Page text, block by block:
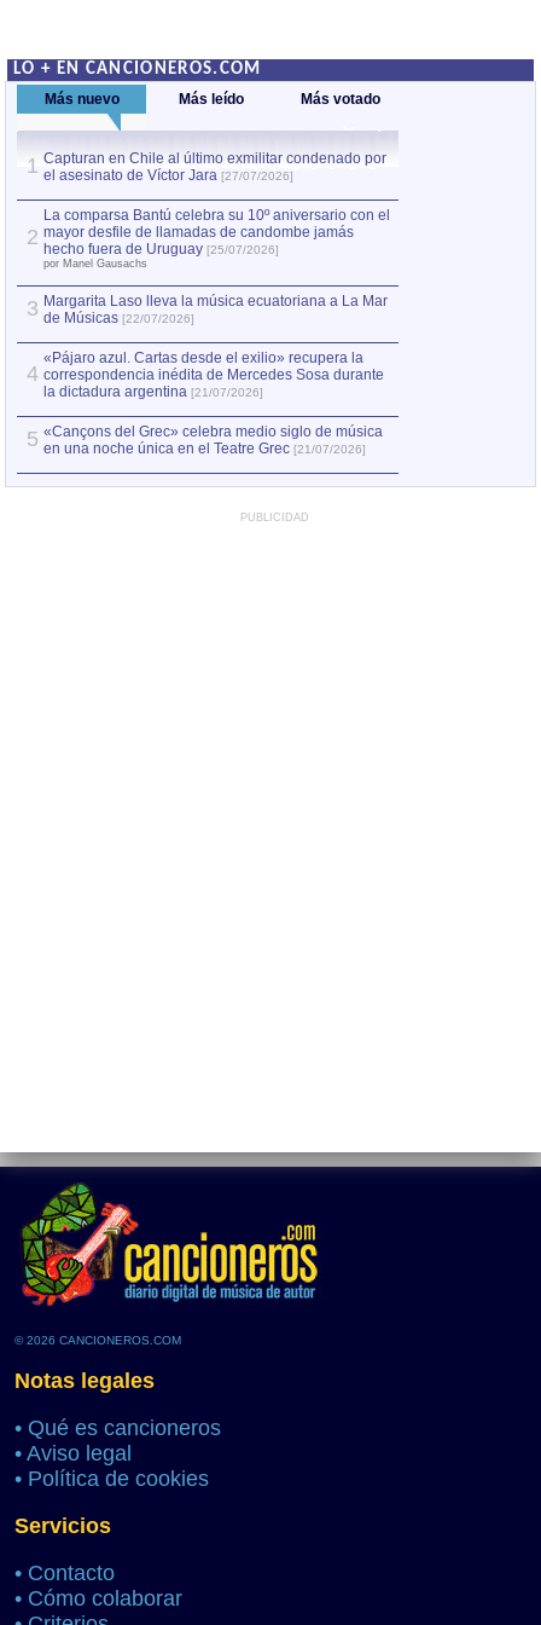
LO + EN CANCIONEROS.COM
Más nuevo Más leído Más votado
1 Capturan en Chile al último exmilitar condenado por
el asesinato de Víctor Jara [27/07/2026]
2
La comparsa Bantú celebra su 10º aniversario con el
mayor desfile de llamadas de candombe jamás
hecho fuera de Uruguay [25/07/2026]
por Manel Gausachs
3 Margarita Laso lleva la música ecuatoriana a La Mar
de Músicas [22/07/2026]
4
«Pájaro azul. Cartas desde el exilio» recupera la
correspondencia inédita de Mercedes Sosa durante
la dictadura argentina [21/07/2026]
5 «Cançons del Grec» celebra medio siglo de música
en una noche única en el Teatre Grec [21/07/2026]
PUBLICIDAD
© 2026 CANCIONEROS.COM
Notas legales
• Qué es cancioneros
• Aviso legal
• Política de cookies
Servicios
• Contacto
• Cómo colaborar